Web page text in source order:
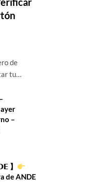
de
tu…
–
】
de ANDE